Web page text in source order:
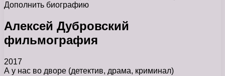
Дополнить биографию
Алексей Дубровский
фильмография
2017
А у нас во дворе (детектив, драма, криминал)